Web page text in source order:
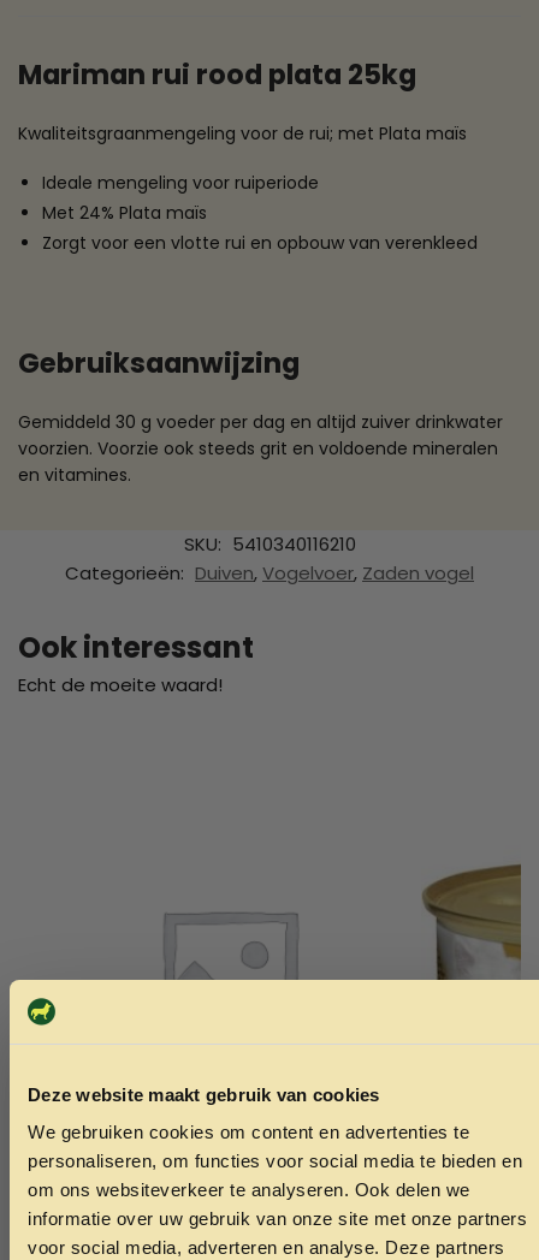
Deze website maakt gebruik van cookies
We gebruiken cookies om content en advertenties te
personaliseren, om functies voor social media te bieden en
om ons websiteverkeer te analyseren. Ook delen we
informatie over uw gebruik van onze site met onze partners
voor social media, adverteren en analyse. Deze partners
Mariman rui rood plata 25kg
Kwaliteitsgraanmengeling voor de rui; met Plata maïs
Ideale mengeling voor ruiperiode
Met 24% Plata maïs
Zorgt voor een vlotte rui en opbouw van verenkleed
Gebruiksaanwijzing
Gemiddeld 30 g voeder per dag en altijd zuiver drinkwater
voorzien. Voorzie ook steeds grit en voldoende mineralen
en vitamines.
SKU: 5410340116210
Categorieën: Duiven,Vogelvoer, Zaden vogel
Ook interessant
Echt de moeite waard!
LFT Fanatic Deep Shad 7,5cm. 17,5gr. F. /
Light Blue Sky (0>1,50mtr.
Gourmet
0.89
ONTVANG 5% KORTING OP
JE EERSTE BESTELLING!